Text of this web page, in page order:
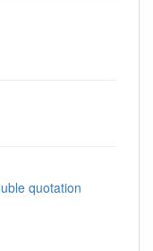
quotation